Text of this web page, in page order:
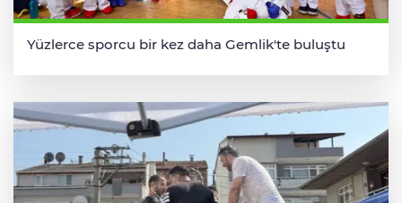
Yüzlerce sporcu bir kez daha Gemlik'te buluştu